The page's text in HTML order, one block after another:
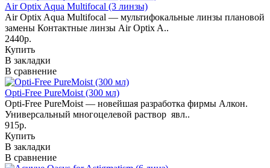
Air Optix Aqua Multifocal (3 линзы)
Air Optix Aqua Multifocal — мультифокальные линзы плановой
замены Контактные линзы Air Optix A..
2440р.
Купить
В закладки
В сравнение
Opti-Free PureMoist (300 мл)
Opti-Free PureMoist — новейшая разработка фирмы Алкон.
Универсальный многоцелевой раствор явл..
915р.
Купить
В закладки
В сравнение